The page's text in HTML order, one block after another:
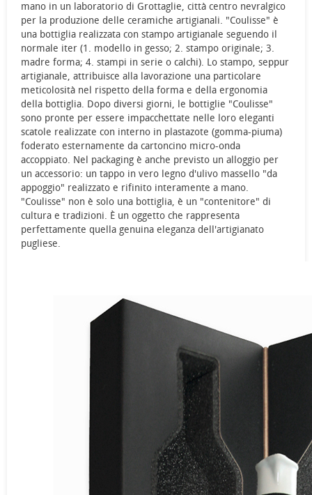
mano in un laboratorio di Grottaglie, città centro nevralgico
per la produzione delle ceramiche artigianali. "Coulisse" è
una bottiglia realizzata con stampo artigianale seguendo il
normale iter (1. modello in gesso; 2. stampo originale; 3.
madre forma; 4. stampi in serie o calchi). Lo stampo, seppur
artigianale, attribuisce alla lavorazione una particolare
meticolosità nel rispetto della forma e della ergonomia
della bottiglia. Dopo diversi giorni, le bottiglie "Coulisse"
sono pronte per essere impacchettate nelle loro eleganti
scatole realizzate con interno in plastazote (gomma-piuma)
foderato esternamente da cartoncino micro-onda
accoppiato. Nel packaging è anche previsto un alloggio per
un accessorio: un tappo in vero legno d'ulivo massello "da
appoggio" realizzato e rifinito interamente a mano.
"Coulisse" non è solo una bottiglia, è un "contenitore" di
cultura e tradizioni. È un oggetto che rappresenta
perfettamente quella genuina eleganza dell'artigianato
pugliese.